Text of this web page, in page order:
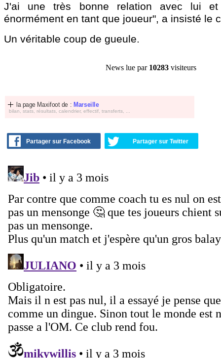
J'ai une très bonne relation avec lui
énormément en tant que joueur", a insisté le
Un véritable coup de gueule.
News lue par 10283 visiteurs
la page Maxifoot de : Marseille
bilan, stats, résultats, calendrier, effectif, transferts, ...
Partager sur Facebook Partager sur Twitter